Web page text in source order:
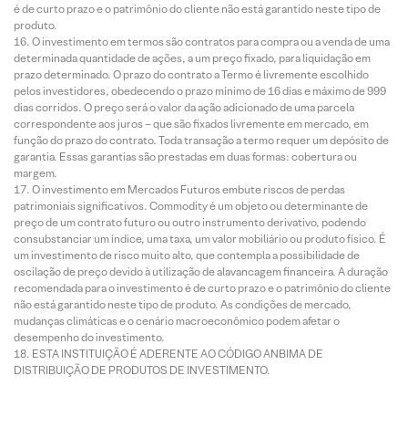
é de curto prazo e o patrimônio do cliente não está garantido neste tipo de
produto.
O investimento em termos são contratos para compra ou a venda de uma
determinada quantidade de ações, a um preço fixado, para liquidação em
prazo determinado. O prazo do contrato a Termo é livremente escolhido
pelos investidores, obedecendo o prazo mínimo de 16 dias e máximo de 999
dias corridos. O preço será o valor da ação adicionado de uma parcela
correspondente aos juros – que são fixados livremente em mercado, em
função do prazo do contrato. Toda transação a termo requer um depósito de
garantia. Essas garantias são prestadas em duas formas: cobertura ou
margem.
O investimento em Mercados Futuros embute riscos de perdas
patrimoniais significativos. Commodity é um objeto ou determinante de
preço de um contrato futuro ou outro instrumento derivativo, podendo
consubstanciar um índice, uma taxa, um valor mobiliário ou produto físico. É
um investimento de risco muito alto, que contempla a possibilidade de
oscilação de preço devido à utilização de alavancagem financeira. A duração
recomendada para o investimento é de curto prazo e o patrimônio do cliente
não está garantido neste tipo de produto. As condições de mercado,
mudanças climáticas e o cenário macroeconômico podem afetar o
desempenho do investimento.
ESTA INSTITUIÇÃO É ADERENTE AO CÓDIGO ANBIMA DE
DISTRIBUIÇÃO DE PRODUTOS DE INVESTIMENTO.